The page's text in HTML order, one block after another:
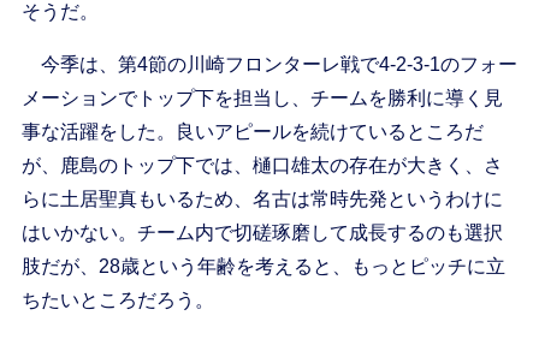
そうだ。
今季は、第4節の川崎フロンターレ戦で4-2-3-1のフォー
メーションでトップ下を担当し、チームを勝利に導く見
事な活躍をした。良いアピールを続けているところだ
が、鹿島のトップ下では、樋口雄太の存在が大きく、さ
らに土居聖真もいるため、名古は常時先発というわけに
はいかない。チーム内で切磋琢磨して成長するのも選択
肢だが、28歳という年齢を考えると、もっとピッチに立
ちたいところだろう。